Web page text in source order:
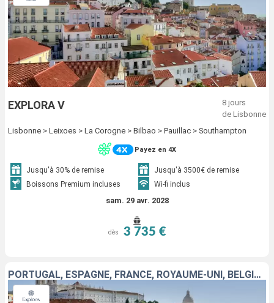
EXPLORA V
8 jours
de Lisbonne
Lisbonne > Leixoes > La Corogne > Bilbao > Pauillac > Southampton
Payez en 4X
Jusqu'à 30% de remise
Jusqu'à 3500€ de remise
Boissons Premium incluses
Wi-fi inclus
sam. 29 avr. 2028
dès 3 735 €
PORTUGAL, ESPAGNE, FRANCE, ROYAUME-UNI, BELGIQUE, PAYS-BAS, ALLEMAGNE, DANEMARK